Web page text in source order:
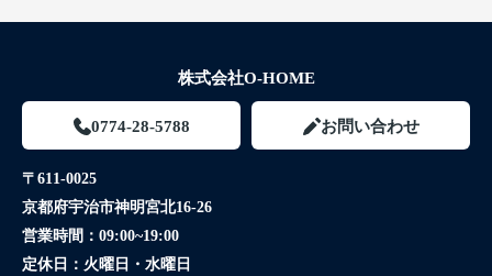
株式会社O-HOME
0774-28-5788 お問い合わせ
〒611-0025
京都府宇治市神明宮北16-26
営業時間： 09:00~19:00
定休日： 火曜日・水曜日